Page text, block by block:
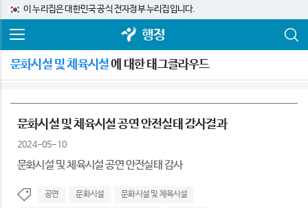
이 누리집은 대한민국 공식 전자정부 누리집입니다.
행정
문화시설 및 체육시설 에 대한 태그클라우드
문화시설 및 체육시설 공연 안전실태 감사결과
2024-05-10
문화시설 및 체육시설 공연 안전실태 감사
공연 문화시설 문화시설 및 체육시설